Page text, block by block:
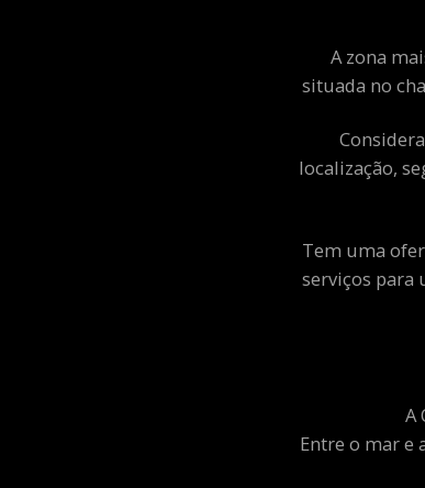
A zona
situada no
localização,
Tem uma
serviços para
A
Entre o mar e